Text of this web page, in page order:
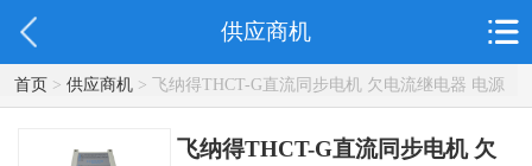
供应商机
首页> 供应商机> 飞纳得THCT-G直流同步电机 欠电流继电器 电源
保护装置
飞纳得THCT-G直流同步电机 欠